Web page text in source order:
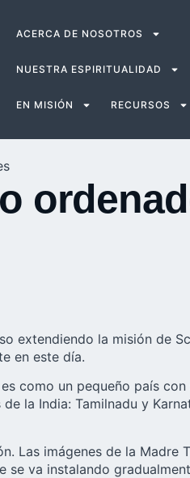
ACERCA DE NOSOTROS
NUESTRA ESPIRITUALIDAD
EN MISIÓN RECURSOS
extendiendo la misión de
en este día.
como un pequeño país
la India: Tamilnadu y
Las imágenes de la Madre
se va instalando